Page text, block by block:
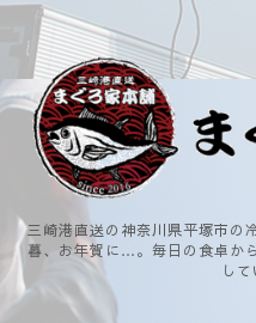
三崎港直送の神奈川県平塚市の
暮、お年賀に…。毎日の食卓か
し